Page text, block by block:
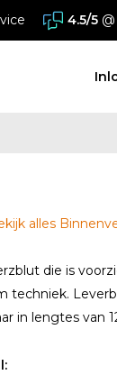
Zaandam4.5/5 @
alles
die is
techniek.
in lengtes van